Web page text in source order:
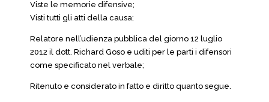
Viste le memorie difensive;
Visti tutti gli atti della causa;
Relatore nell’udienza pubblica del giorno 12 luglio
2012 il dott. Richard Goso e uditi per le parti i difensori
come specificato nel verbale;
Ritenuto e considerato in fatto e diritto quanto segue.